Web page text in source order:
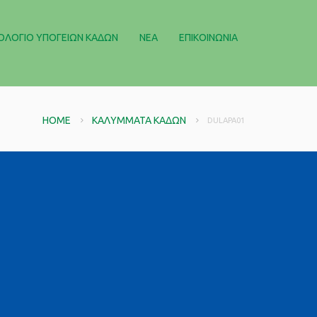
ΥΠΌΓΕΙΩΝ ΚΆΔΩΝ ΝΈΑ ΕΠΙΚΟΙΝΩΝΊΑ
HOME ΚΑΛΎΜΜΑΤΑ ΚΆΔΩΝ DULAPA01